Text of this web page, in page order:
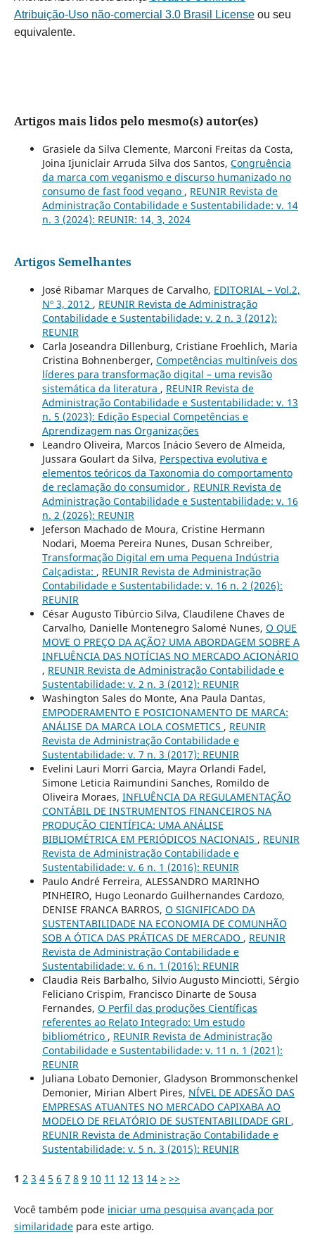
Atribuição-Uso não-comercial 3.0 Brasil Licenseou seu
equivalente.
Artigos mais lidos pelo mesmo(s) autor(es)
Grasiele da Silva Clemente, Marconi Freitas da Costa,
Joina Ijuniclair Arruda Silva dos Santos, Congruência
da marca com veganismo e discurso humanizado no
consumo de fast food vegano , REUNIR Revista de
Administração Contabilidade e Sustentabilidade: v. 14
n. 3 (2024): REUNIR: 14, 3, 2024
Artigos Semelhantes
José Ribamar Marques de Carvalho, EDITORIAL – Vol.2,
Nº 3, 2012 , REUNIR Revista de Administração
Contabilidade e Sustentabilidade: v. 2 n. 3 (2012):
REUNIR
Carla Joseandra Dillenburg, Cristiane Froehlich, Maria
Cristina Bohnenberger, Competências multiníveis dos
líderes para transformação digital – uma revisão
sistemática da literatura , REUNIR Revista de
Administração Contabilidade e Sustentabilidade: v. 13
n. 5 (2023): Edição Especial Competências e
Aprendizagem nas Organizações
Leandro Oliveira, Marcos Inácio Severo de Almeida,
Jussara Goulart da Silva, Perspectiva evolutiva e
elementos teóricos da Taxonomia do comportamento
de reclamação do consumidor , REUNIR Revista de
Administração Contabilidade e Sustentabilidade: v. 16
n. 2 (2026): REUNIR
Jeferson Machado de Moura, Cristine Hermann
Nodari, Moema Pereira Nunes, Dusan Schreiber,
Transformação Digital em uma Pequena Indústria
Calçadista: , REUNIR Revista de Administração
Contabilidade e Sustentabilidade: v. 16 n. 2 (2026):
REUNIR
César Augusto Tibúrcio Silva, Claudilene Chaves de
Carvalho, Danielle Montenegro Salomé Nunes, O QUE
MOVE O PREÇO DA AÇÃO? UMA ABORDAGEM SOBRE A
INFLUÊNCIA DAS NOTÍCIAS NO MERCADO ACIONÁRIO
, REUNIR Revista de Administração Contabilidade e
Sustentabilidade: v. 2 n. 3 (2012): REUNIR
Washington Sales do Monte, Ana Paula Dantas,
EMPODERAMENTO E POSICIONAMENTO DE MARCA:
ANÁLISE DA MARCA LOLA COSMETICS , REUNIR
Revista de Administração Contabilidade e
Sustentabilidade: v. 7 n. 3 (2017): REUNIR
Evelini Lauri Morri Garcia, Mayra Orlandi Fadel,
Simone Leticia Raimundini Sanches, Romildo de
Oliveira Moraes, INFLUÊNCIA DA REGULAMENTAÇÃO
CONTÁBIL DE INSTRUMENTOS FINANCEIROS NA
PRODUÇÃO CIENTÍFICA: UMA ANÁLISE
BIBLIOMÉTRICA EM PERIÓDICOS NACIONAIS , REUNIR
Revista de Administração Contabilidade e
Sustentabilidade: v. 6 n. 1 (2016): REUNIR
Paulo André Ferreira, ALESSANDRO MARINHO
PINHEIRO, Hugo Leonardo Guilhernandes Cardozo,
DENISE FRANCA BARROS, O SIGNIFICADO DA
SUSTENTABILIDADE NA ECONOMIA DE COMUNHÃO
SOB A ÓTICA DAS PRÁTICAS DE MERCADO , REUNIR
Revista de Administração Contabilidade e
Sustentabilidade: v. 6 n. 1 (2016): REUNIR
Claudia Reis Barbalho, Silvio Augusto Minciotti, Sérgio
Feliciano Crispim, Francisco Dinarte de Sousa
Fernandes, O Perfil das produções Científicas
referentes ao Relato Integrado: Um estudo
bibliométrico , REUNIR Revista de Administração
Contabilidade e Sustentabilidade: v. 11 n. 1 (2021):
REUNIR
Juliana Lobato Demonier, Gladyson Brommonschenkel
Demonier, Mirian Albert Pires, NÍVEL DE ADESÃO DAS
EMPRESAS ATUANTES NO MERCADO CAPIXABA AO
MODELO DE RELATÓRIO DE SUSTENTABILIDADE GRI ,
REUNIR Revista de Administração Contabilidade e
Sustentabilidade: v. 5 n. 3 (2015): REUNIR
1 2 3 4 5 6 7 8 9 10 11 12 13 14 > >>
Você também pode iniciar uma pesquisa avançada por
similaridadepara este artigo.